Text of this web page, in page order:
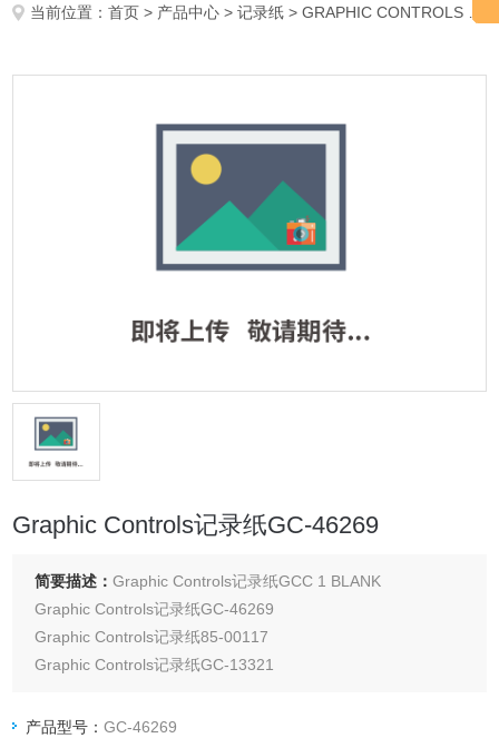
当前位置：首页 > 产品中心 >记录纸 >GRAPHIC CONTROLS
Graphic Controls记录纸GC-46269
简要描述：Graphic Controls记录纸GCC 1 BLANK
Graphic Controls记录纸GC-46269
Graphic Controls记录纸85-00117
Graphic Controls记录纸GC-13321
Graphic Controls记录纸CCC 4501000-24HR
产品型号：GC-46269